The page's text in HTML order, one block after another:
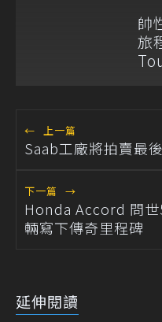
帥
旅
← 上一篇
Saab工廠將拍賣最
下一篇 →
Honda Accord 問
輛寫下傳奇里程碑
延伸閱讀